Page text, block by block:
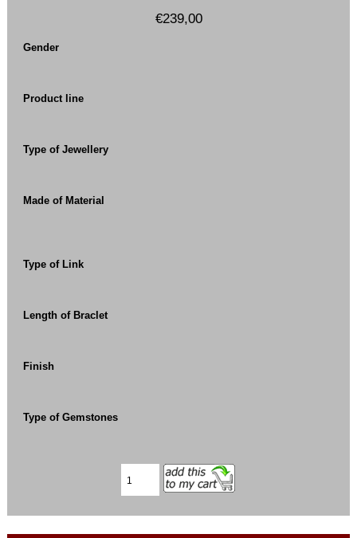
€239,00
Gender
Product line
Type of Jewellery
Made of Material
Type of Link
Length of Braclet
Finish
Type of Gemstones